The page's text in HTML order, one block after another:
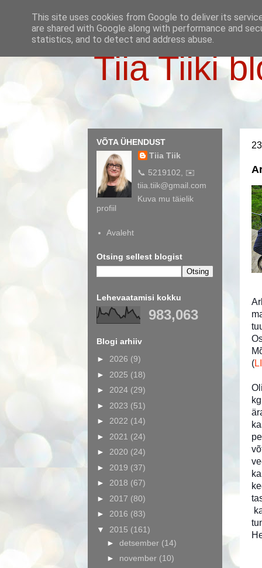
Tiia Tiiki
(
VÕTA ÜHENDUST
Tiia Tiik
📞 5219102, ✉️
tiia.tiik@gmail.com
Kuva mu täielik
profiil
Avaleht
Otsing sellest blogist
Lehevaatamisi kokku
983,063
Blogi arhiiv
► 2026 (9)
► 2025 (18)
► 2024 (29)
► 2023 (51)
► 2022 (14)
► 2021 (24)
► 2020 (24)
► 2019 (37)
► 2018 (67)
► 2017 (80)
► 2016 (83)
▼ 2015 (161)
► detsember (14)
► november (10)
This site uses cookies from Google to deliver its
are shared with Google along with performance and
statistics, and to detect and address abuse.